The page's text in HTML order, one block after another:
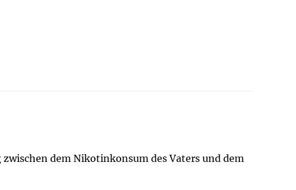
dem Nikotinkonsum des Vaters und dem